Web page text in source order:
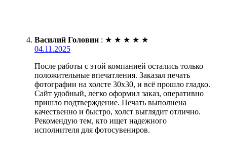
Василий Головин : ★ ★ ★ ★ ★
04.11.2025
После работы с этой компанией остались только
положительные впечатления. Заказал печать
фотографии на холсте 30х30, и всё прошло гладко.
Сайт удобный, легко оформил заказ, оперативно
пришло подтверждение. Печать выполнена
качественно и быстро, холст выглядит отлично.
Рекомендую тем, кто ищет надежного
исполнителя для фотосувениров.